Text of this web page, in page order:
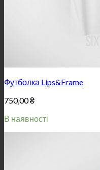
Футболка Lips&Frame
750,00₴
В наявності